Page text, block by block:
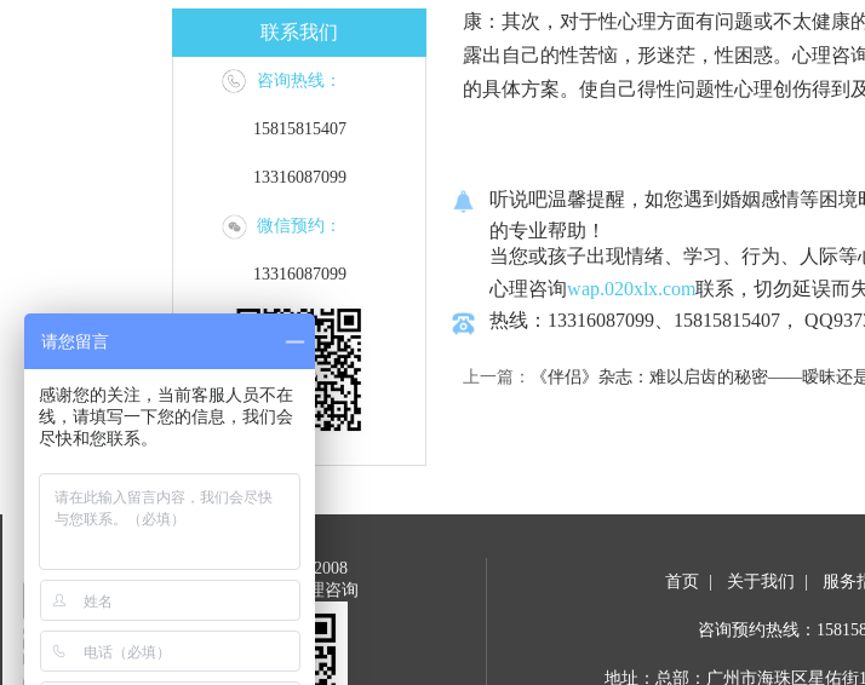
联系我们
咨询热线：
15815815407
13316087099
微信预约：
13316087099
康：其次，对于性心理方面有问题或不太健康
露出自己的性苦恼，形迷茫，性困惑。心理咨
的具体方案。使自己得性问题性心理创伤得到
听说吧温馨提醒，如您遇到婚姻感情等困
的专业帮助！
当您或孩子出现情绪、学习、行为、人际
心理咨询wap.020xlx.com联系，切勿延误而
热线：13316087099、15815815407，
上一篇： 《伴侣》杂志：难以启齿的秘密——暧昧还
公众号：tingshuoba2008
或关注：听说吧心理咨询
首页 关于我们 服务
咨询预约热线：
地址：总部：广州市海珠区星佑街
请您留言
感谢您的关注，当前客服人员不在
线，请填写一下您的信息，我们会
尽快和您联系。